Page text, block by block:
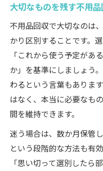
大切なものを残す不用
不用品回収で大切なのは
かり区別することです。
「これから使う予定があ
か」を基準にしましょう
わるという言葉もありま
はなく、本当に必要なも
間を維持できます。
迷う場合は、数か月保管
という段階的な方法も有
「思い切って選別したら